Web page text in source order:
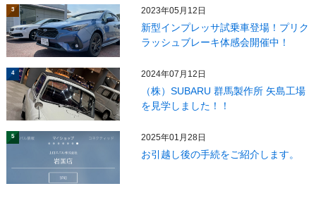
3 2023年05月12日
新型インプレッサ試乗車登場！プリク
ラッシュブレーキ体感会開催中！
4 2024年07月12日
（株）SUBARU 群馬製作所 矢島工場
を見学しました！！
5 2025年01月28日
お引越し後の手続をご紹介します。